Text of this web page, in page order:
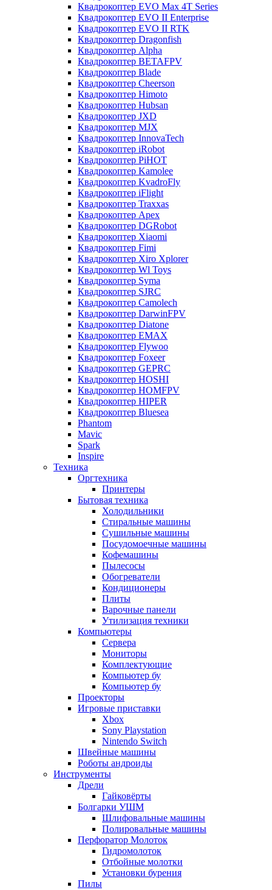
Квадрокоптер EVO Max 4T Series
Квадрокоптер EVO II Enterprise
Квадрокоптер EVO II RTK
Квадрокоптер Dragonfish
Квадрокоптер Alpha
Квадрокоптер BETAFPV
Квадрокоптер Blade
Квадрокоптер Cheerson
Квадрокоптер Himoto
Квадрокоптер Hubsan
Квадрокоптер JXD
Квадрокоптер MJX
Квадрокоптер InnovaTech
Квадрокоптер iRobot
Квадрокоптер PiHOT
Квадрокоптер Kamolee
Квадрокоптер KvadroFly
Квадрокоптер iFlight
Квадрокоптер Traxxas
Квадрокоптер Apex
Квадрокоптер DGRobot
Квадрокоптер Xiaomi
Квадрокоптер Fimi
Квадрокоптер Xiro Xplorer
Квадрокоптер Wl Toys
Квадрокоптер Syma
Квадрокоптер SJRC
Квадрокоптер Camolech
Квадрокоптер DarwinFPV
Квадрокоптер Diatone
Квадрокоптер EMAX
Квадрокоптер Flywoo
Квадрокоптер Foxeer
Квадрокоптер GEPRC
Квадрокоптер HOSHI
Квадрокоптер HOMFPV
Квадрокоптер HIPER
Квадрокоптер Bluesea
Phantom
Mavic
Spark
Inspire
Техника
Оргтехника
Принтеры
Бытовая техника
Холодильники
Стиральные машины
Сушильные машины
Посудомоечные машины
Кофемашины
Пылесосы
Обогреватели
Кондиционеры
Плиты
Варочные панели
Утилизация техники
Компьютеры
Сервера
Мониторы
Комплектующие
Компьютер бу
Компьютер бу
Проекторы
Игровые приставки
Xbox
Sony Playstation
Nintendo Switch
Швейные машины
Роботы андроиды
Инструменты
Дрели
Гайковёрты
Болгарки УШМ
Шлифовальные машины
Полировальные машины
Перфоратор Молоток
Гидромолоток
Отбойные молотки
Установки бурения
Пилы